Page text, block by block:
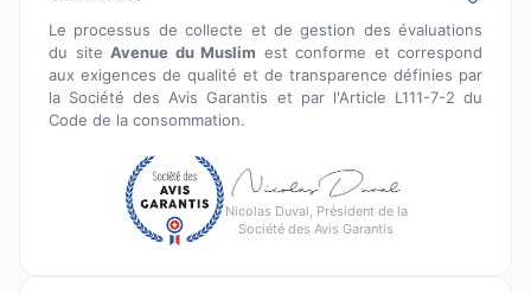
Le processus de collecte et de gestion des évaluations
du site Avenue du Muslim est conforme et correspond
aux exigences de qualité et de transparence définies par
la Société des Avis Garantis et par l'Article L111-7-2 du
Code de la consommation.
Nicolas Duval, Président de la
Société des Avis Garantis